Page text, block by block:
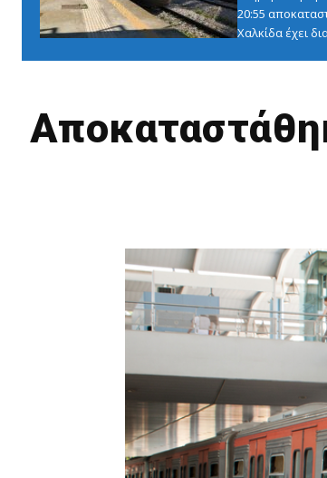
20:55
Χαλκίδα έχει